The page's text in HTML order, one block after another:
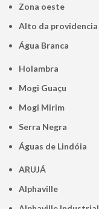
Zona oeste
alto da providencia
Água Branca
Holambra
Mogi Guaçu
Mogi Mirim
Serra Negra
Águas de Lindóia
ARUJÁ
Alphaville